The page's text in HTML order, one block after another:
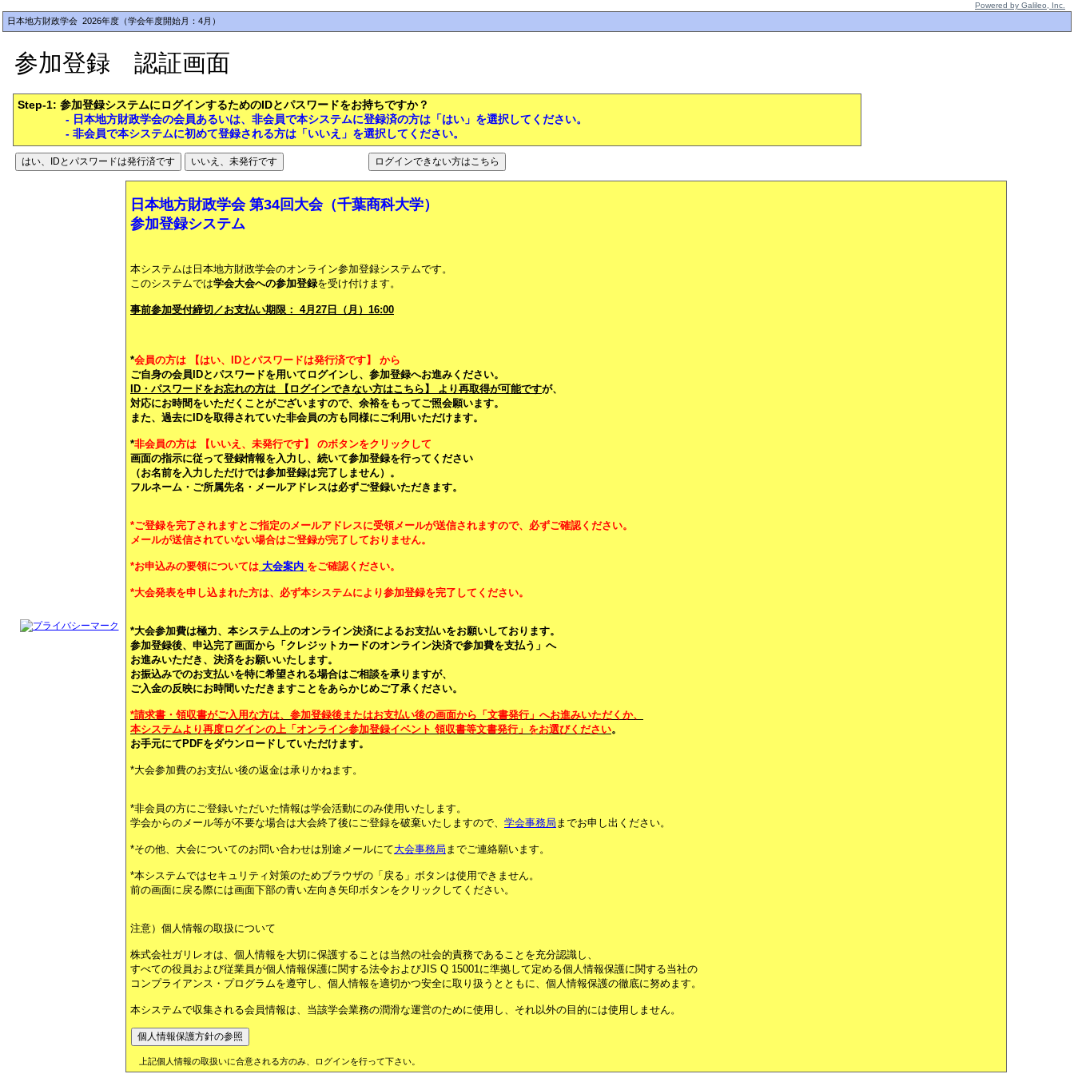
Powered by Galileo, Inc.
日本地方財政学会 2026年度（学会年度開始月：4月）
参加登録 認証画面
Step-1: 参加登録システムにログインするためのIDとパスワードをお持ちですか？
- 日本地方財政学会の会員あるいは、非会員で本システムに登録済の方は「はい」を選択してください。
- 非会員で本システムに初めて登録される方は「いいえ」を選択してください。
日本地方財政学会 第34回大会（千葉商科大学）
参加登録システム
本システムは日本地方財政学会のオンライン参加登録システムです。
このシステムでは学会大会への参加登録を受け付けます。
事前参加受付締切／お支払い期限： 4月27日（月）16:00
*会員の方は 【はい、IDとパスワードは発行済です】 から
ご自身の会員IDとパスワードを用いてログインし、参加登録へお進みください。
ID・パスワードをお忘れの方は 【ログインできない方はこちら】 より再取得が可能ですが、
対応にお時間をいただくことがございますので、余裕をもってご照会願います。
また、過去にIDを取得されていた非会員の方も同様にご利用いただけます。
*非会員の方は 【いいえ、未発行です】 のボタンをクリックして
画面の指示に従って登録情報を入力し、続いて参加登録を行ってください
（お名前を入力しただけでは参加登録は完了しません）。
フルネーム・ご所属先名・メールアドレスは必ずご登録いただきます。
*ご登録を完了されますとご指定のメールアドレスに受領メールが送信されますので、必ずご確認ください。
メールが送信されていない場合はご登録が完了しておりません。
*お申込みの要領については 大会案内 をご確認ください。
*大会発表を申し込まれた方は、必ず本システムにより参加登録を完了してください。
*大会参加費は極力、本システム上のオンライン決済によるお支払いをお願いしております。
参加登録後、申込完了画面から「クレジットカードのオンライン決済で参加費を支払う」へ
お進みいただき、決済をお願いいたします。
お振込みでのお支払いを特に希望される場合はご相談を承りますが、
ご入金の反映にお時間いただきますことをあらかじめご了承ください。
*請求書・領収書がご入用な方は、参加登録後またはお支払い後の画面から「文書発行」へお進みいただくか、
本システムより再度ログインの上「オンライン参加登録イベント 領収書等文書発行」をお選びください。
お手元にてPDFをダウンロードしていただけます。
*大会参加費のお支払い後の返金は承りかねます。
*非会員の方にご登録いただいた情報は学会活動にのみ使用いたします。
学会からのメール等が不要な場合は大会終了後にご登録を破棄いたしますので、 学会事務局 までお申し出ください。
*その他、大会についてのお問い合わせは別途メールにて大会事務局 までご連絡願います。
*本システムではセキュリティ対策のためブラウザの「戻る」ボタンは使用できません。
前の画面に戻る際には画面下部の青い左向き矢印ボタンをクリックしてください。
注意）個人情報の取扱について
株式会社ガリレオは、個人情報を大切に保護することは当然の社会的責務であることを充分認識し、
すべての役員および従業員が個人情報保護に関する法令およびJIS Q 15001に準拠して定める個人情報保護に関する当社の
コンプライアンス・プログラムを遵守し、個人情報を適切かつ安全に取り扱うとともに、個人情報保護の徹底に努めます。
本システムで収集される会員情報は、当該学会業務の潤滑な運営のために使用し、それ以外の目的には使用しません。
上記個人情報の取扱いに合意される方のみ、ログインを行って下さい。